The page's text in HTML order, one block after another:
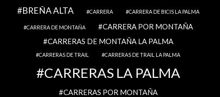
BREÑA ALTA CARRERA CARRERA DE BICIS LA PALMA
CARRERA DE MONTAÑA
CARRERA POR MONTAÑA
CARRERAS DE MONTAÑA LA PALMA
CARRERAS DE TRAIL CARRERAS DE TRAIL LA PALMA
CARRERAS LA PALMA
CARRERAS POR MONTAÑA